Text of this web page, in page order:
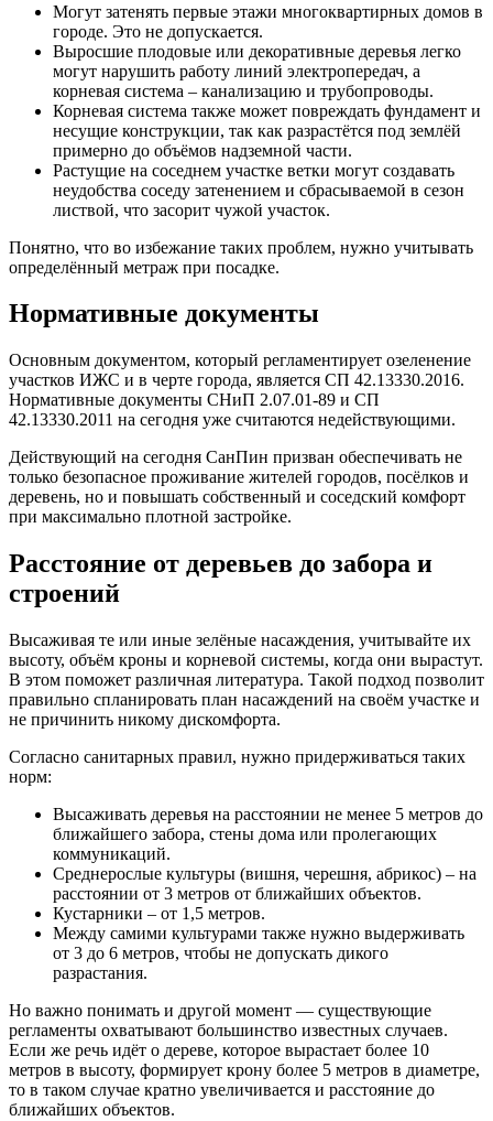
Могут затенять первые этажи многоквартирных домов в
городе. Это не допускается.
Выросшие плодовые или декоративные деревья легко
могут нарушить работу линий электропередач, а
корневая система – канализацию и трубопроводы.
Корневая система также может повреждать фундамент и
несущие конструкции, так как разрастётся под землёй
примерно до объёмов надземной части.
Растущие на соседнем участке ветки могут создавать
неудобства соседу затенением и сбрасываемой в сезон
листвой, что засорит чужой участок.
Понятно, что во избежание таких проблем, нужно учитывать
определённый метраж при посадке.
Нормативные документы
Основным документом, который регламентирует озеленение
участков ИЖС и в черте города, является СП 42.13330.2016.
Нормативные документы СНиП 2.07.01-89 и СП
42.13330.2011 на сегодня уже считаются недействующими.
Действующий на сегодня СанПин призван обеспечивать не
только безопасное проживание жителей городов, посёлков и
деревень, но и повышать собственный и соседский комфорт
при максимально плотной застройке.
Расстояние от деревьев до забора и
строений
Высаживая те или иные зелёные насаждения, учитывайте их
высоту, объём кроны и корневой системы, когда они вырастут.
В этом поможет различная литература. Такой подход позволит
правильно спланировать план насаждений на своём участке и
не причинить никому дискомфорта.
Согласно санитарных правил, нужно придерживаться таких
норм:
Высаживать деревья на расстоянии не менее 5 метров до
ближайшего забора, стены дома или пролегающих
коммуникаций.
Среднерослые культуры (вишня, черешня, абрикос) – на
расстоянии от 3 метров от ближайших объектов.
Кустарники – от 1,5 метров.
Между самими культурами также нужно выдерживать
от 3 до 6 метров, чтобы не допускать дикого
разрастания.
Но важно понимать и другой момент — существующие
регламенты охватывают большинство известных случаев.
Если же речь идёт о дереве, которое вырастает более 10
метров в высоту, формирует крону более 5 метров в диаметре,
то в таком случае кратно увеличивается и расстояние до
ближайших объектов.